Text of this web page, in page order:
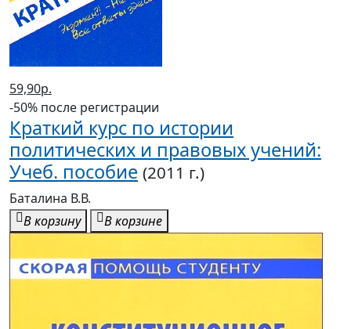
59,90р.
-50% после регистрации
Краткий курс по истории
политических и правовых учений:
Учеб. пособие (2011 г.)
Баталина В.В.
В корзину
В корзине